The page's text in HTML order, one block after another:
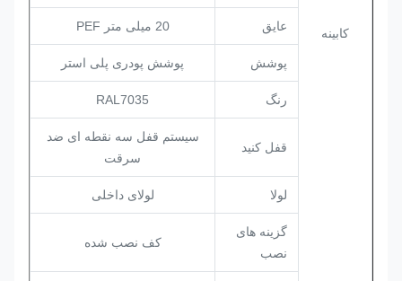
کابینه عایق 20 میلی متر PEF
پوشش پوشش پودری پلی استر
رنگ RAL7035
قفل کنید
سیستم قفل سه نقطه ای ضد
سرقت
لولا لولای داخلی
گزینه های
نصب
کف نصب شده